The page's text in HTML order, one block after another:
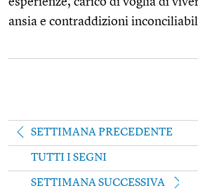
ansia e contraddizioni
SETTIMANA PRECEDENTE
TUTTI I SEGNI
SETTIMANA SUCCESSIVA